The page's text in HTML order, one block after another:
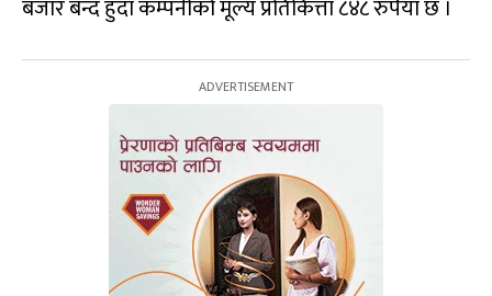
बजार बन्द हुँदा कम्पनीको मूल्य प्रतिकित्ता ८४८ रुपैयाँ छ ।